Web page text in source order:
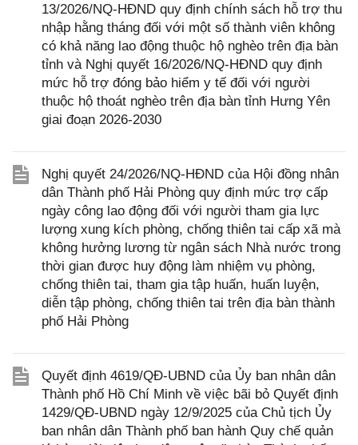
13/2026/NQ-HĐND quy định chính sách hỗ trợ thu
nhập hằng tháng đối với một số thành viên không
có khả năng lao động thuộc hộ nghèo trên địa bàn
tỉnh và Nghị quyết 16/2026/NQ-HĐND quy định
mức hỗ trợ đóng bảo hiểm y tế đối với người
thuộc hộ thoát nghèo trên địa bàn tỉnh Hưng Yên
giai đoạn 2026-2030
Nghị quyết 24/2026/NQ-HĐND của Hội đồng nhân
dân Thành phố Hải Phòng quy định mức trợ cấp
ngày công lao động đối với người tham gia lực
lượng xung kích phòng, chống thiên tai cấp xã mà
không hưởng lương từ ngân sách Nhà nước trong
thời gian được huy động làm nhiệm vụ phòng,
chống thiên tai, tham gia tập huấn, huấn luyện,
diễn tập phòng, chống thiên tai trên địa bàn thành
phố Hải Phòng
Quyết định 4619/QĐ-UBND của Ủy ban nhân dân
Thành phố Hồ Chí Minh về việc bãi bỏ Quyết định
1429/QĐ-UBND ngày 12/9/2025 của Chủ tịch Ủy
ban nhân dân Thành phố ban hành Quy chế quản